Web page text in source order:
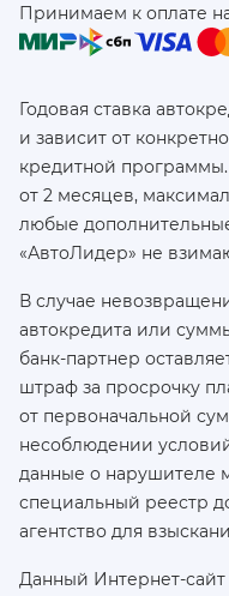
Принимаем к оплате
Годовая ставка
и зависит от
кредитной
от 2 месяцев,
любые
«АвтоЛидер» не
В случае
автокредита или
банк-партнер
штраф за просрочку
от первоначальной
несоблюдении
данные о нарушителе
специальный реестр
агентство для
Данный Интернет-